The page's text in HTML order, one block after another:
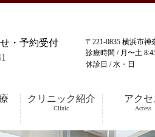
クリニック紹介
Clinic
アクセ
Access
・予約受付
〒221-0835 横浜市神
診療時間 / 月〜土
休診日 /水・日